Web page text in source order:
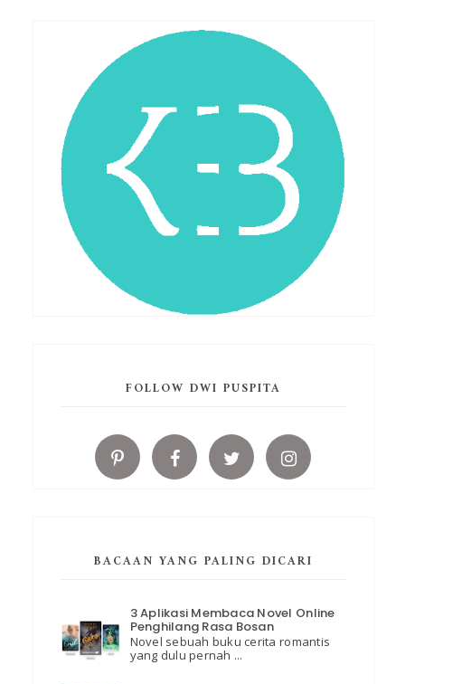
FOLLOW DWI PUSPITA
BACAAN YANG PALING DICARI
3 Aplikasi Membaca Novel Online
Penghilang Rasa Bosan
Novel sebuah buku cerita romantis
yang dulu pernah ...